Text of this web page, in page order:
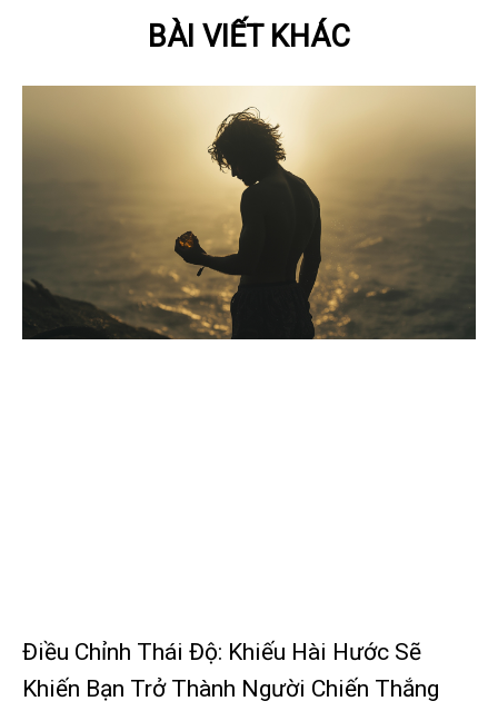
BÀI VIẾT KHÁC
Điều Chỉnh Thái Độ: Khiếu Hài Hước Sẽ
Khiến Bạn Trở Thành Người Chiến Thắng